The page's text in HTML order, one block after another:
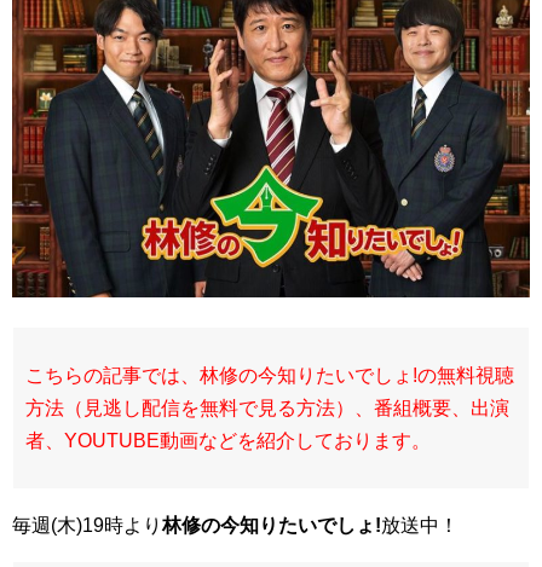
こちらの記事では、林修の今知りたいでしょ!の無料視聴
方法（見逃し配信を無料で見る方法）、番組概要、出演
者、YOUTUBE動画などを紹介しております。
毎週(木)19時より林修の今知りたいでしょ!放送中！